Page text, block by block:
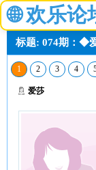
🌐 欢乐论
标题: 074期：◆
1 2 3 4
爱莎